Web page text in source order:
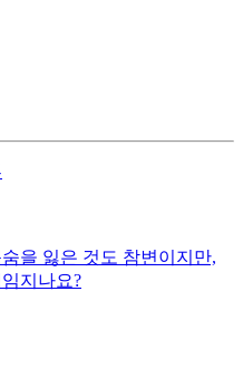
을 잃은 것도 참변이지만,
지나요?